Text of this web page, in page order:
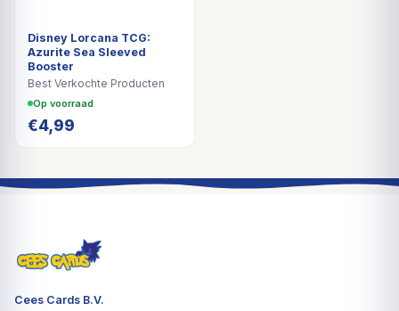
Disney Lorcana TCG:
Azurite Sea Sleeved
Booster
Best Verkochte Producten
Op voorraad
€4,99
Cees Cards B.V.